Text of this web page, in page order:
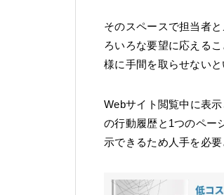
そのスペースで担当者
ろいろな要望に応える
様に手間を取らせない
Webサイト閲覧中に表
の行動履歴と1つのペー
示できるため人手を必要